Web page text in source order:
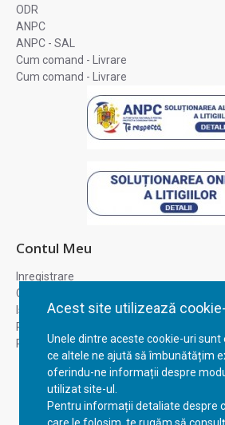
Acest site utilizează
Unele dintre aceste cookie-uri sunt
ce altele ne ajută să îmbunătățim
oferindu-ne informații despre
utilizat site-ul.
Pentru informații detaliate despre
ODR
ANPC
ANPC - SAL
Cum comand - Livrare
Cum comand - Livrare
Contul Meu
Inregistrare
Contul meu
Istoric comenzi
Recuperare parola
Returnare produs